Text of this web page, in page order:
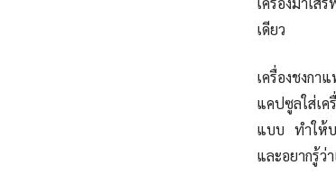
เดียว
เครื่องชงกาแ
แคปซูลใส่เ
แบบ ทำให้บ
และอยากรู้ว่